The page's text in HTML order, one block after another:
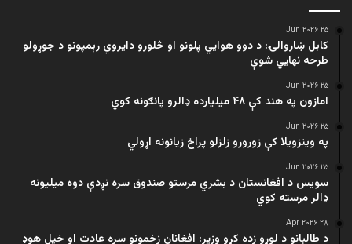
۲۵ Jun ۲۰۲۶
کابل ښاروالۍ: د دوو هوايي پلونو او څلورو دایروي رېمپونو د جوړولو
طرحه نهایي شوې
۲۵ Jun ۲۰۲۶
امازون په هند کې ۴۸ میلیارده ډالرو پانګونه کوي
۲۵ Jun ۲۰۲۶
په وینزویلا کې زورورو زلزلو پراخ زیانونه اړولي
۲۵ Jun ۲۰۲۶
سویس د افغانستان د بشري مرستو صندوق سره نږدې دوه میلیونه
ډالر مرسته کوي
۲۸ Apr ۲۰۲۶
د طالبانو د لوړو زده کړو وزیر: افغانان زخمونو سره عادت او خپل هوډ